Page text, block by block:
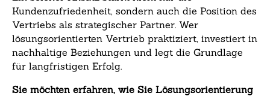
Kundenzufriedenheit, sondern auch die Position des
Vertriebs als strategischer Partner. Wer
lösungsorientierten Vertrieb praktiziert, investiert in
nachhaltige Beziehungen und legt die Grundlage
für langfristigen Erfolg.
Sie möchten erfahren, wie Sie Lösungsorientierung